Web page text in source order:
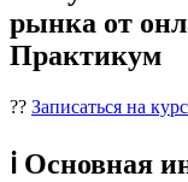
рынка от
Практикум
?? Записаться на курс
ℹ️ Основная